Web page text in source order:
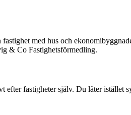
med hus och
& Co Fastighetsförmedling.
fastigheter själv. Du låter istället